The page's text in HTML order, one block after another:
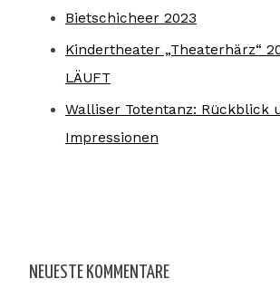
Bietschicheer 2023
Kindertheater „Theaterhärz“
LÄUFT
Walliser Totentanz: Rückblick
Impressionen
NEUESTE KOMMENTARE